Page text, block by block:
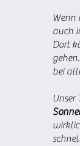
Wenn
auch
Dort
bei
Unser